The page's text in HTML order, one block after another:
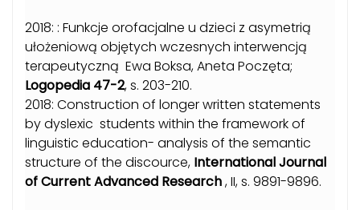
2018: : Funkcje orofacjalne u dzieci z asymetrią
ułożeniową objętych wczesnych interwencją
terapeutyczną Ewa Boksa, Aneta Poczęta;
Logopedia 47-2, s. 203-210.
2018: Construction of longer written statements
by dyslexic students within the framework of
linguistic education- analysis of the semantic
structure of the discource, International Journal
of Current Advanced Research, II, s. 9891-9896.